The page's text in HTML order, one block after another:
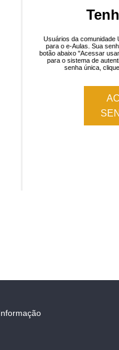
Usuários da comunidade
para o e-Aulas. Sua
botão abaixo "Acessar
para o sistema de
senha única,